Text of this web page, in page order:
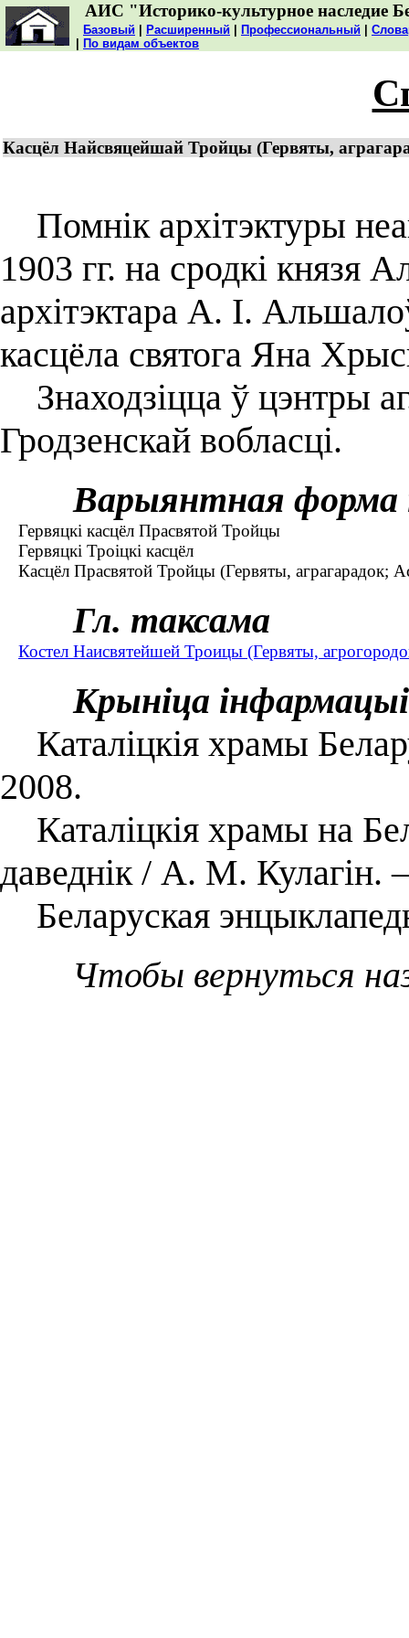
АИС "Историко-культурное наследие
Базовый Расширенный Профессиональный
По видам объектов
Касцёл Найсвяцейшай Тройцы (Гервяты,
Помнік архітэктуры
1903 гг. на сродкі князя
архітэктара А. І.
касцёла святога Яна
Знаходзіцца ў цэнтры
Гродзенскай вобласці.
Варыянтная форма
Гервяцкі касцёл Прасвятой Тройцы
Гервяцкі Троіцкі касцёл
Касцёл Прасвятой Тройцы (Гервяты, аграгарадок;
Гл. таксама
Костел Наисвятейшей Троицы (Гервяты,
Крыніца інфармацыі
Каталіцкія храмы
2008.
Каталіцкія храмы на
даведнік / А. М.
Беларуская
Чтобы вернуться